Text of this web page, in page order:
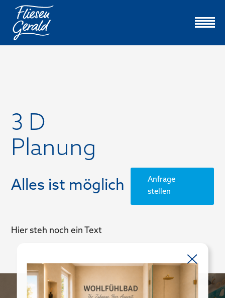
3 D
Planung
Alles ist möglich
Hier steh noch ein Text
Anfrage
stellen